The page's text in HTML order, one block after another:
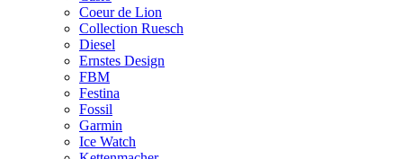
Coeur de Lion
Collection Ruesch
Diesel
Ernstes Design
FBM
Festina
Fossil
Garmin
Ice Watch